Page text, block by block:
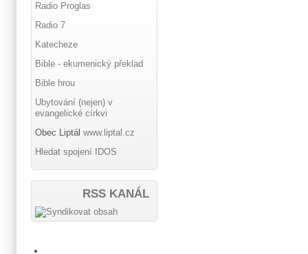
Radio Proglas
Radio 7
Katecheze
Bible - ekumenický překlad
Bible hrou
Ubytování (nejen) v
evangelické církvi
Obec Liptál www.liptal.cz
Hledat spojení IDOS
RSS KANÁL